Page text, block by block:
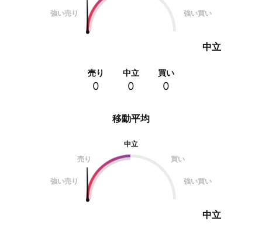
強い売り 強い買い
中立
売り
0
中立
0
買い
0
移動平均
中立
売り
買い
強い売り 強い買い
中立